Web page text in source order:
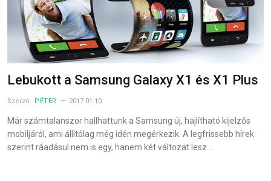
Lebukott a Samsung Galaxy X1 és X1 Plus
Szerző: PÉTER 2017-01-10
Már számtalanszor hallhattunk a Samsung új, hajlítható kijelzős
mobiljáról, ami állítólag még idén megérkezik. A legfrissebb hírek
szerint ráadásul nem is egy, hanem két változat lesz…